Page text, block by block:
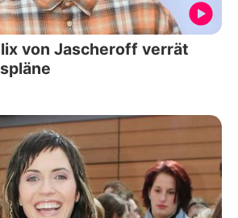
von Jascheroff verrät